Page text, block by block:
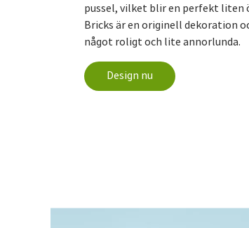
pussel, vilket blir en perfekt liten
Bricks är en originell dekoration
något roligt och lite annorlunda.
Design nu